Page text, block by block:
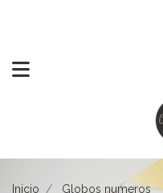
Inicio
Globos numeros